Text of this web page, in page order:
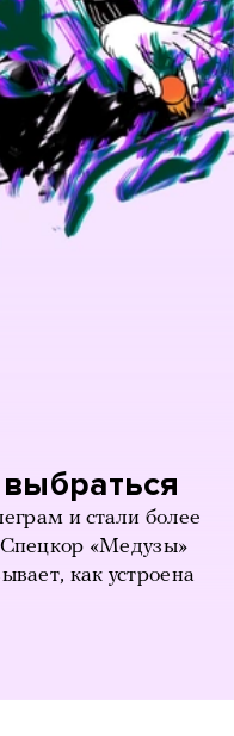
и стали более
«Медузы»
как устроена